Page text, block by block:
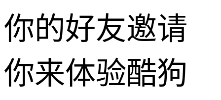
你的好友邀请
你来体验酷狗